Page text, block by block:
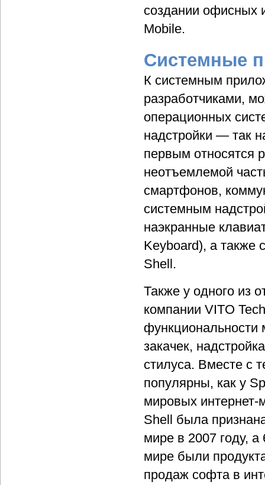
создании офисных
Mobile.
Системные
К системным
разработчиками,
операционных
надстройки — так
первым относятся
неотъемлемой
смартфонов,
системным
наэкранные
Keyboard), а также
Shell.
Также у одного из
компании VITO
закачек,
стилуса. Вместе с
популярны, как у
мировых интернет-
Shell была
мире в 2007 году,
мире были
продаж софта в